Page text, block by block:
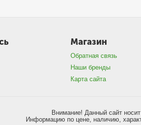
Магазин
Обратная связь
Наши бренды
Карта сайта
Внимание! Данный сайт
Информацию по цене, наличию,